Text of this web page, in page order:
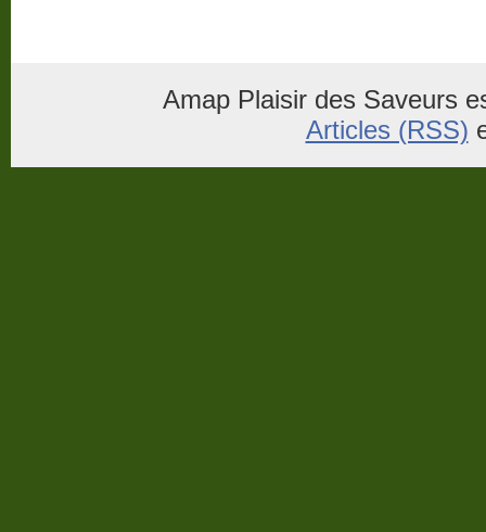
Amap Plaisir des Saveurs
Articles (RSS)